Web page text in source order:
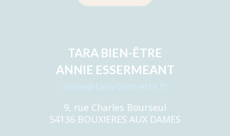
TARA BIEN-ÊTRE
ANNIE ESSERMEANT
annie@tara-bien-etre.fr
9, rue Charles Bourseul
54136 BOUXIERES AUX DAMES